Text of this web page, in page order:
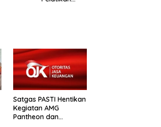
Satgas PASTI Hentikan
Kegiatan AMG
Pantheon dan